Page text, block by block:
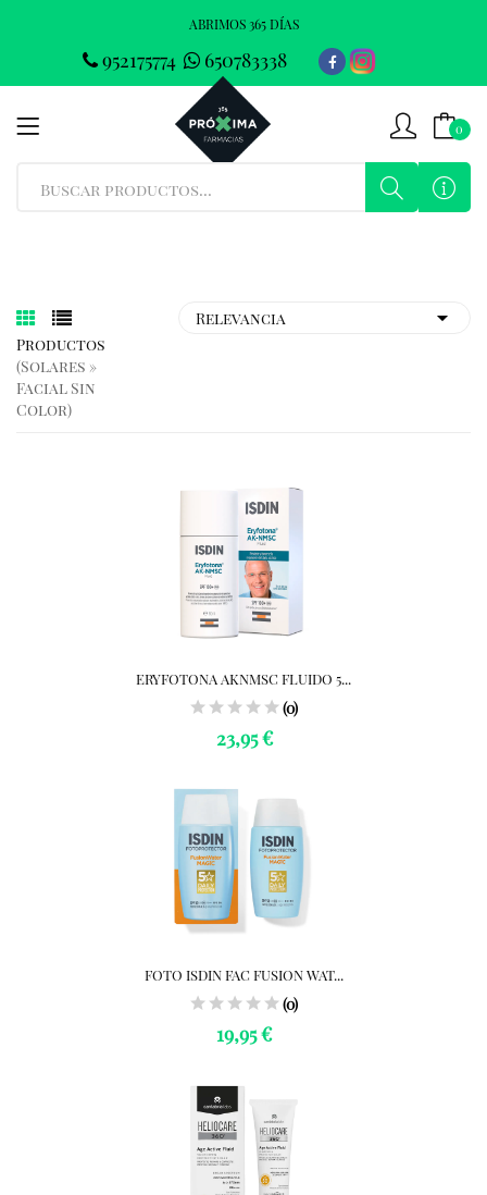
ABRIMOS 365 DÍAS
952175774 650783338
0
Productos
(solares »
Facial Sin
Color)
ERYFOTONA AKNMSC FLUIDO 5...
(0)
23,95 €
FOTO ISDIN FAC FUSION WAT...
(0)
19,95 €